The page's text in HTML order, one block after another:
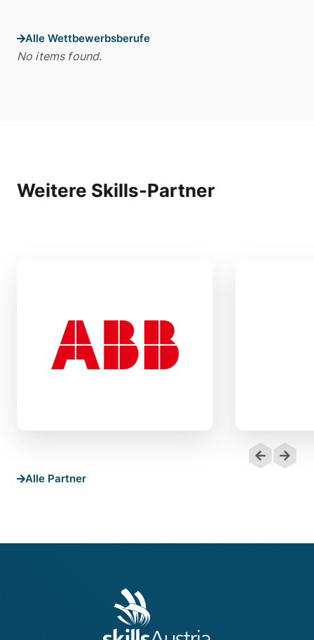
Alle Wettbewerbsberufe
No items found.
Weitere Skills-Partner
Alle Partner